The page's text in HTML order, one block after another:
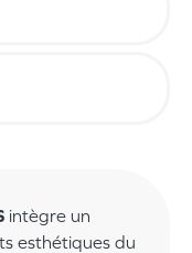
intègre un
esthétiques du